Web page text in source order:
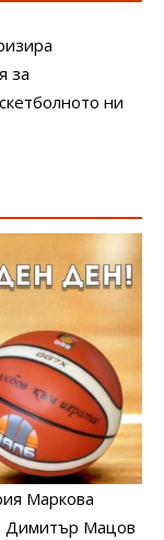
за
ни
Маркова
Димитър Мацов